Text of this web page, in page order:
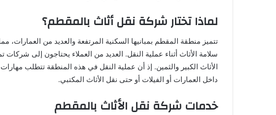
لماذا تختار شركة نقل أثاث بالمقطم؟
تتميز منطقة المقطم بمبانيها السكنية المرتفعة والعديد من
سلامة الأثاث أثناء عملية النقل. العديد من العملاء يحتاجون إلى شركات
الأثاث الكبير والثمين. إذ أن عملية النقل في هذه المنطقة تتطلب
داخل العمارات أو الفيلات أو حتى نقل الأثاث المكتبي.
خدمات شركة نقل الأثاث بالمقطم